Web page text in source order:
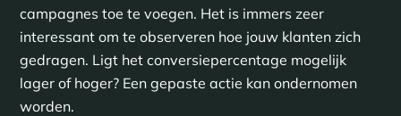
campagnes toe te voegen. Het is immers zeer
interessant om te observeren hoe jouw klanten zich
gedragen. Ligt het conversiepercentage mogelijk
lager of hoger? Een gepaste actie kan ondernomen
worden.